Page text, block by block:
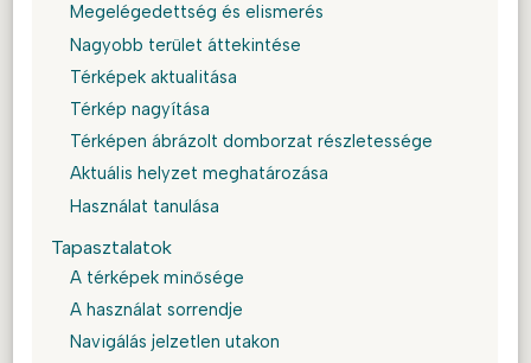
Megelégedettség és elismerés
Nagyobb terület áttekintése
Térképek aktualitása
Térkép nagyítása
Térképen ábrázolt domborzat részletessége
Aktuális helyzet meghatározása
Használat tanulása
Tapasztalatok
A térképek minősége
A használat sorrendje
Navigálás jelzetlen utakon